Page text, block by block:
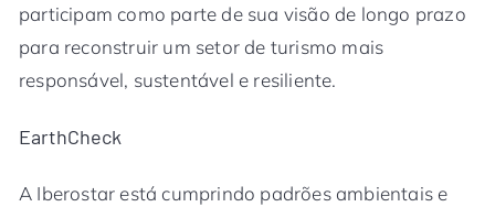
participam como parte de sua visão de longo prazo
para reconstruir um setor de turismo mais
responsável, sustentável e resiliente.
EarthCheck
A Iberostar está cumprindo padrões ambientais e